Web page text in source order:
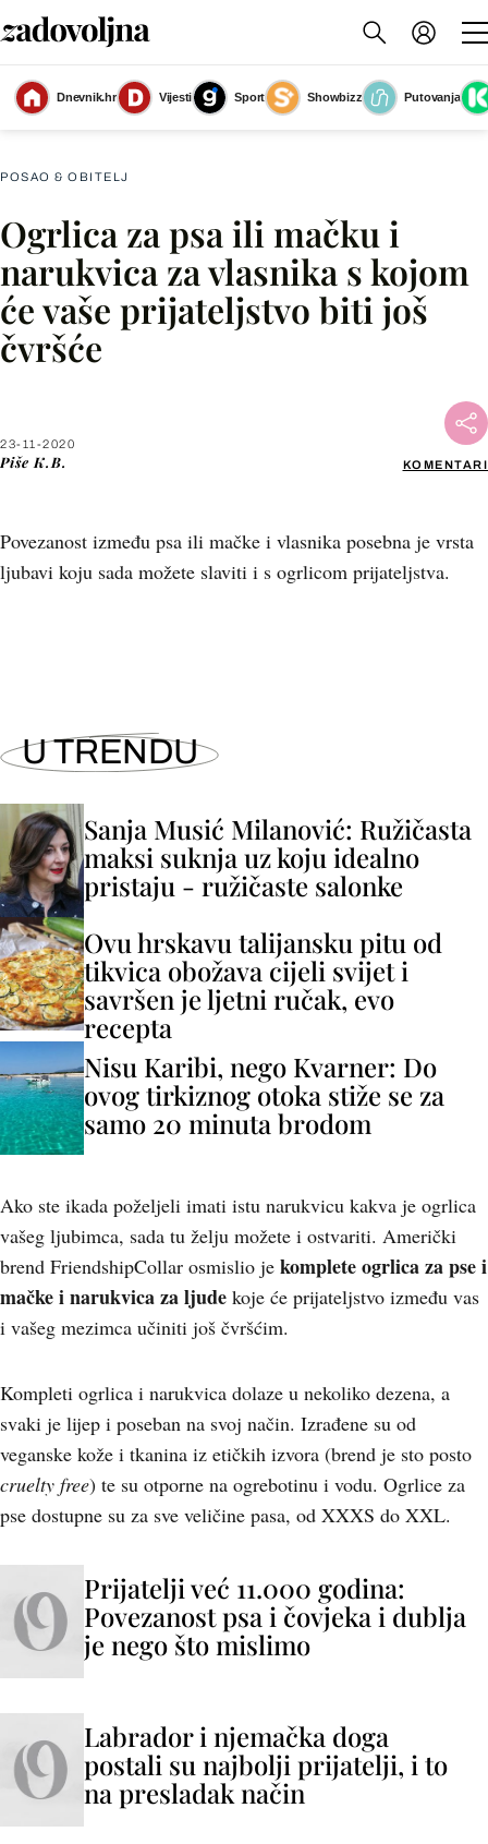
Dnevnik.hr Vijesti Sport Showbizz
Putovanja
Slika nije dostupna
POSAO & OBITELJ
Ogrlica za psa ili mačku i
narukvica za vlasnika s kojom
će vaše prijateljstvo biti još
čvršće
23-11-2020
Piše K.B. KOMENTARI
Povezanost između psa ili mačke i vlasnika posebna je vrsta
ljubavi koju sada možete slaviti i s ogrlicom prijateljstva.
Facebook
X
U TRENDU
Sanja Musić Milanović: Ružičasta
maksi suknja uz koju idealno
pristaju - ružičaste salonke
Ovu hrskavu talijansku pitu od
tikvica obožava cijeli svijet i
savršen je ljetni ručak, evo
recepta
Nisu Karibi, nego Kvarner: Do
ovog tirkiznog otoka stiže se za
samo 20 minuta brodom
Ako ste ikada poželjeli imati istu narukvicu kakva je ogrlica
vašeg ljubimca, sada tu želju možete i ostvariti. Američki
brend FriendshipCollar osmislio je komplete ogrlica za pse i
mačke i narukvica za ljude koje će prijateljstvo između vas
i vašeg mezimca učiniti još čvršćim.
Kompleti ogrlica i narukvica dolaze u nekoliko dezena, a
svaki je lijep i poseban na svoj način. Izrađene su od
veganske kože i tkanina iz etičkih izvora (brend je sto posto
cruelty free) te su otporne na ogrebotinu i vodu. Ogrlice za
pse dostupne su za sve veličine pasa, od XXXS do XXL.
Prijatelji već 11.000 godina:
Povezanost psa i čovjeka i dublja
je nego što mislimo
Labrador i njemačka doga
postali su najbolji prijatelji, i to
na presladak način